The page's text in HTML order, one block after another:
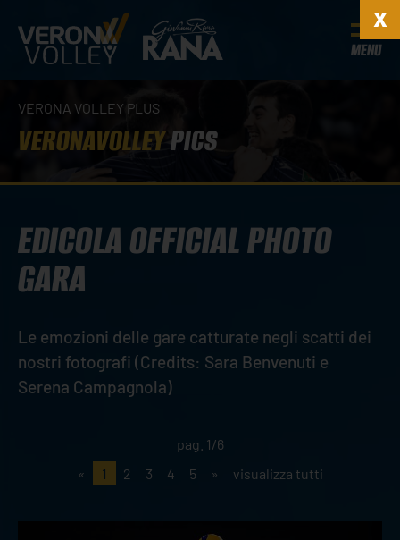
MENU
VERONA VOLLEY PLUS
VERONAVOLLEYPICS
EDICOLA OFFICIAL PHOTO
GARA
Le emozioni delle gare catturate negli scatti dei
nostri fotografi (Credits: Sara Benvenuti e
Serena Campagnola)
pag. 1/6
«
1 2 3 4 5 » visualizza tutti